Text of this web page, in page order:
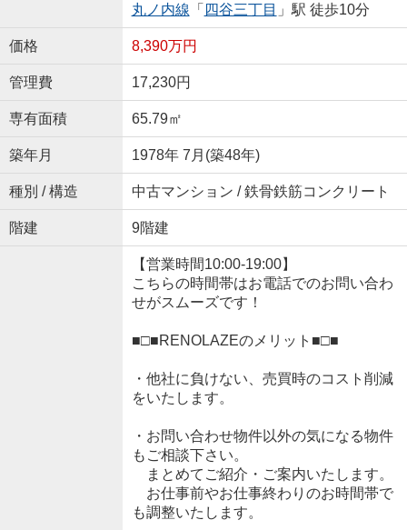
丸ノ内線 「 四谷三丁目 」駅 徒歩10分
価格 8,390万円
管理費 17,230円
専有面積 65.79㎡
築年月 1978年 7月(築48年)
種別 / 構造 中古マンション / 鉄骨鉄筋コンクリート
階建 9階建
【営業時間10:00-19:00】
こちらの時間帯はお電話でのお問い合わ
せがスムーズです！
■□■RENOLAZEのメリット■□■
・他社に負けない、売買時のコスト削減
をいたします。
・お問い合わせ物件以外の気になる物件
もご相談下さい。
まとめてご紹介・ご案内いたします。
お仕事前やお仕事終わりのお時間帯で
も調整いたします。